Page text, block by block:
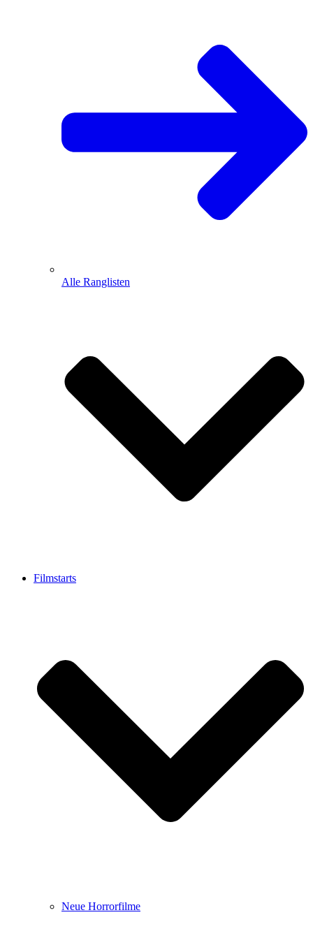
Alle Ranglisten
Filmstarts
Neue Horrorfilme